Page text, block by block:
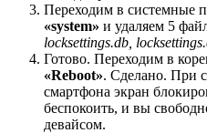
Переходим в системные
«system» и удаляем 5
locksettings.db,
Готово. Переходим в
«Reboot». Сделано. При
смартфона экран
беспокоить, и вы
девайсом.